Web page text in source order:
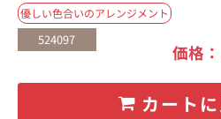
優しい色合いのアレンジメント
524097
価格：
カート